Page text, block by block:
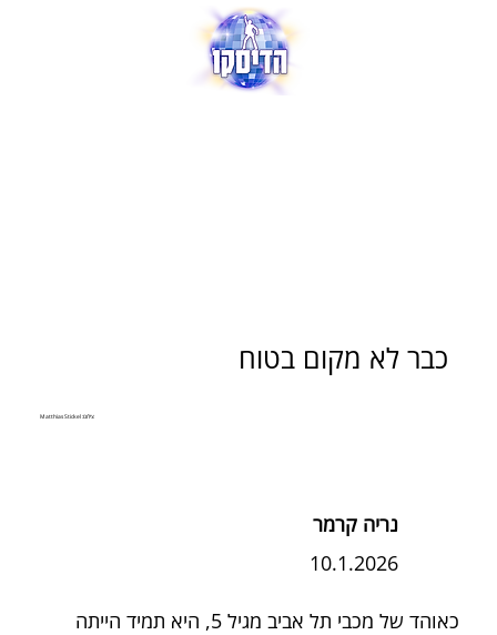
כאוהד של מכבי תל אביב מגיל 5, היא תמיד הייתה
נריה קרמר
10.1.2026
צילום: Matthias Stickel
כבר לא מקום בטוח